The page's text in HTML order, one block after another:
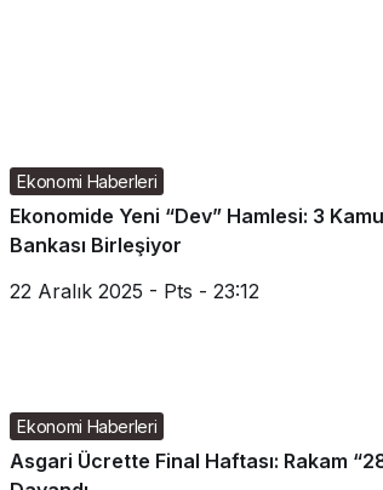
Ekonomi Haberleri
Ekonomide Yeni “Dev” Hamlesi: 3 Kamu
Bankası Birleşiyor
22 Aralık 2025 - Pts - 23:12
Ekonomi Haberleri
Asgari Ücrette Final Haftası: Rakam